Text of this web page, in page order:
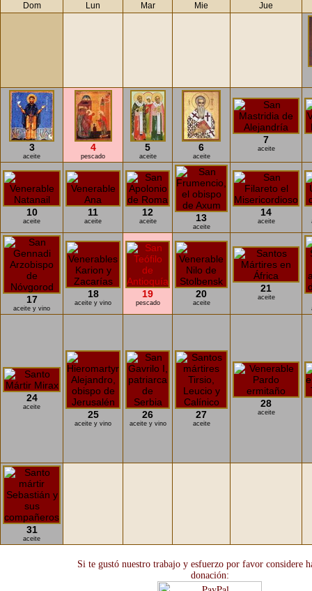
Dom Lun Mar Mie Jue
3
aceite
4
pescado
5
aceite
6
aceite
7
aceite
10
aceite
11
aceite
12
aceite 13
aceite
14
aceite
17
aceite y vino
18
aceite y vino
19
pescado
20
aceite
21
aceite
24
aceite
25
aceite y vino
26
aceite y vino
27
aceite
28
aceite
31
aceite
Si te gustó nuestro trabajo y esfuerzo por favor considere
donación: